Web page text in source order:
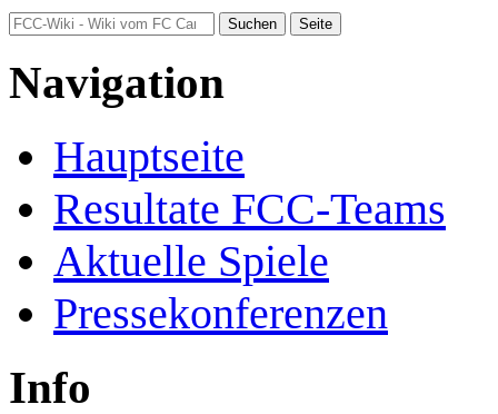
Navigation
Hauptseite
Resultate FCC-Teams
Aktuelle Spiele
Pressekonferenzen
Info